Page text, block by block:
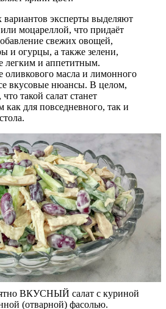
эксперты выделяют
моцареллой, что придаёт
свежих овощей,
и огурцы, а также зелени,
легким и аппетитным.
оливкового масла и лимонного
вкусовые нюансы. В целом,
такой салат станет
для повседневного, так и
ВКУСНЫЙ салат с куриной
(отварной) фасолью.